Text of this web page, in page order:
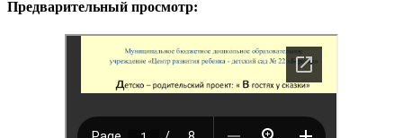
Предварительный просмотр: